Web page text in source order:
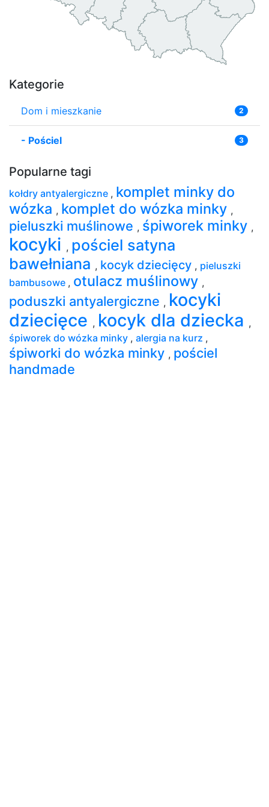
Kategorie
Dom i mieszkanie 2
- Pościel 3
Popularne tagi
kołdry antyalergiczne , komplet minky do
wózka , komplet do wózka minky ,
pieluszki muślinowe , śpiworek minky ,
kocyki , pościel satyna
bawełniana , kocyk dziecięcy , pieluszki
bambusowe , otulacz muślinowy ,
poduszki antyalergiczne , kocyki
dziecięce , kocyk dla dziecka ,
śpiworek do wózka minky , alergia na kurz ,
śpiworki do wózka minky , pościel
handmade